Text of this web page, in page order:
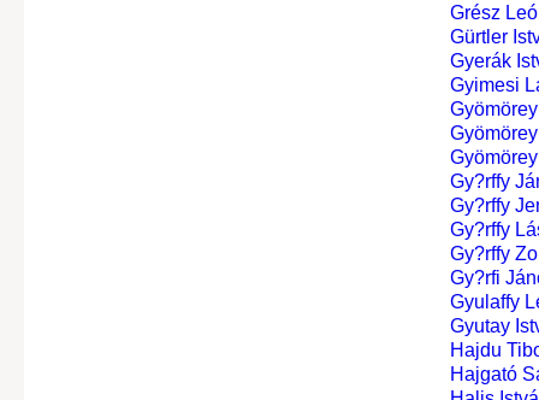
Grész
Gürtler
Gyerák
Gyimesi
Gy?rffy
Gy?rffy
Gy?rffy
Gy?rffy
Gy?rfi
Gyulaffy
Gyutay
Hajdu
Hajgató